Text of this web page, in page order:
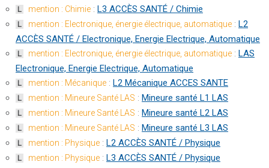
Fermer
Messagerie
Stage et emploi
Portefeuille d'Expériences et
de Compétences
Fermer
L mention : Chimie : L3 ACCÈS SANTÉ / Chimie
L mention : Electronique, énergie électrique, automatique : L2
ACCÈS SANTÉ / Electronique, Energie Electrique, Automatique
L mention : Electronique, énergie électrique, automatique : LAS
Electronique, Energie Electrique, Automatique
L mention : Mécanique : L2 Mécanique ACCES SANTE
L mention : Mineure Santé LAS : Mineure santé L1 LAS
L mention : Mineure Santé LAS : Mineure santé L2 LAS
L mention : Mineure Santé LAS : Mineure santé L3 LAS
L mention : Physique : L2 ACCÈS SANTÉ / Physique
L mention : Physique : L3 ACCÈS SANTÉ / Physique